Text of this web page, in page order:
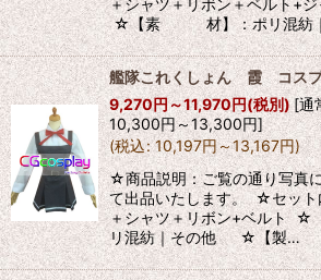
＋シャツ＋リボン＋ベルト+
☆【素 材】：ポリ混紡
艦隊これくしょん 霞 コス
9,270円～11,970円(税別)[通
10,300円～13,300円]
(税込: 10,197円～13,167円)
☆商品説明：ご覧の通り写真
て出品いたします。 ☆セット
＋シャツ＋リボン+ベル
リ混紡｜その他 ☆【製…